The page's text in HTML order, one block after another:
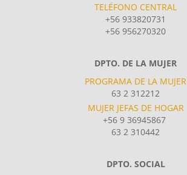
TELÉFONO CENTRAL
+56 933820731
+56 956270320
DPTO. DE LA MUJER
PROGRAMA DE LA MUJER
63 2 312212
MUJER JEFAS DE HOGAR
+56 9 36945867
63 2 310442
DPTO. SOCIAL